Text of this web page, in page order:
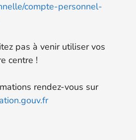
compte-personnel-
pas à venir utiliser vos
centre !
rendez-vous sur